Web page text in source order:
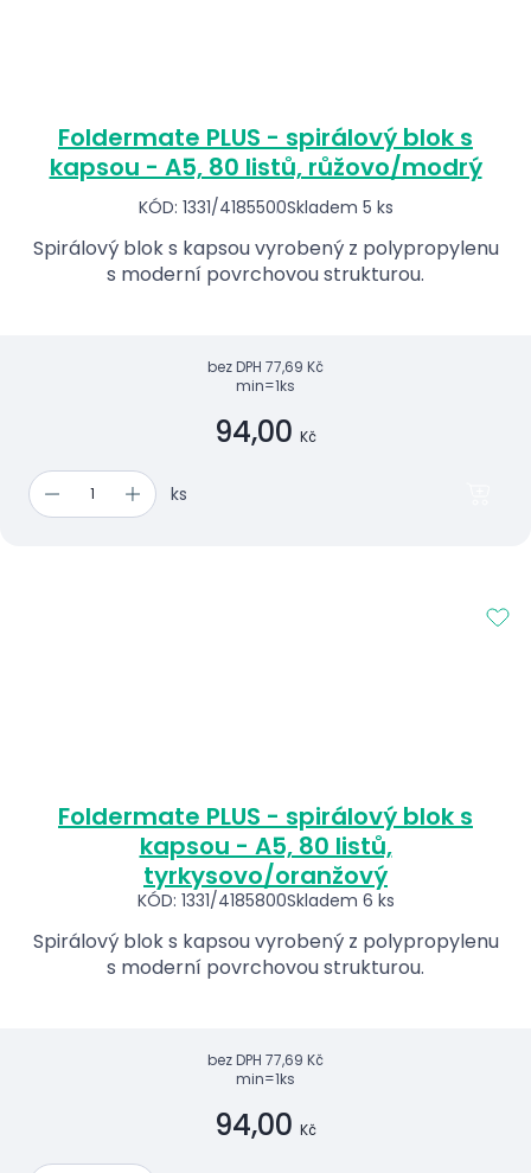
Foldermate PLUS - spirálový blok s
kapsou - A5, 80 listů, růžovo/modrý
KÓD: 1331/4185500Skladem 5 ks
Spirálový blok s kapsou vyrobený z polypropylenu
s moderní povrchovou strukturou.
bez DPH 77,69 Kč
min=1ks
94,00 Kč
ks
Foldermate PLUS - spirálový blok s
kapsou - A5, 80 listů,
tyrkysovo/oranžový
KÓD: 1331/4185800Skladem 6 ks
Spirálový blok s kapsou vyrobený z polypropylenu
s moderní povrchovou strukturou.
bez DPH 77,69 Kč
min=1ks
94,00 Kč